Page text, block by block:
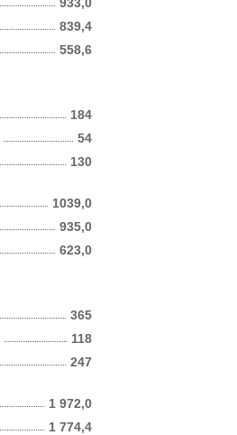
839,4
558,6
184
130
54
1039,0
935,0
623,0
365
247
118
1 972,0
1 774,4